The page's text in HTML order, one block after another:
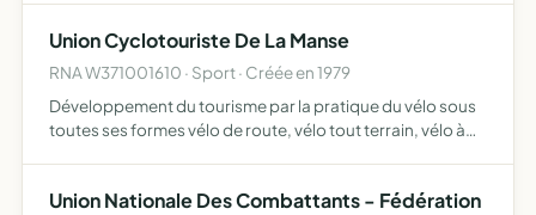
Union Cyclotouriste De La Manse
RNA W371001610 · Sport · Créée en 1979
Développement du tourisme par la pratique du vélo sous
toutes ses formes vélo de route, vélo tout terrain, vélo à
Union Nationale Des Combattants - Fédération